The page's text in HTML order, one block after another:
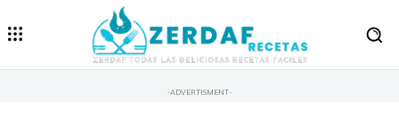
-ADVERTISMENT-